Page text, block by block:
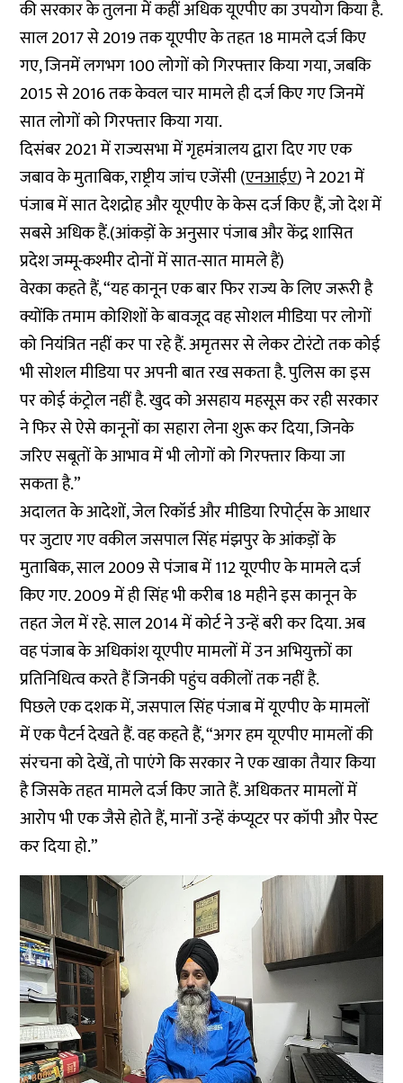
की सरकार के तुलना में कहीं अधिक यूएपीए का उपयोग किया है.
साल 2017 से 2019 तक यूएपीए के तहत 18 मामले दर्ज किए
गए, जिनमें लगभग 100 लोगों को गिरफ्तार किया गया, जबकि
2015 से 2016 तक केवल चार मामले ही दर्ज किए गए जिनमें
सात लोगों को गिरफ्तार किया गया.
दिसंबर 2021 में राज्यसभा में गृहमंत्रालय द्वारा दिए गए एक
जबाव के मुताबिक, राष्ट्रीय जांच एजेंसी (एनआईए) ने 2021 में
पंजाब में सात देशद्रोह और यूएपीए के केस दर्ज किए हैं, जो देश में
सबसे अधिक हैं.(आंकड़ों के अनुसार पंजाब और केंद्र शासित
प्रदेश जम्मू-कश्मीर दोनों में सात-सात मामले हैं)
वेरका कहते हैं, “यह कानून एक बार फिर राज्य के लिए जरूरी है
क्योंकि तमाम कोशिशों के बावजूद वह सोशल मीडिया पर लोगों
को नियंत्रित नहीं कर पा रहे हैं. अमृतसर से लेकर टोरंटो तक कोई
भी सोशल मीडिया पर अपनी बात रख सकता है. पुलिस का इस
पर कोई कंट्रोल नहीं है. खुद को असहाय महसूस कर रही सरकार
ने फिर से ऐसे कानूनों का सहारा लेना शुरू कर दिया, जिनके
जरिए सबूतों के आभाव में भी लोगों को गिरफ्तार किया जा
सकता है.”
अदालत के आदेशों, जेल रिकॉर्ड और मीडिया रिपोर्ट्स के आधार
पर जुटाए गए वकील जसपाल सिंह मंझपुर के आंकड़ों के
मुताबिक, साल 2009 से पंजाब में 112 यूएपीए के मामले दर्ज
किए गए. 2009 में ही सिंह भी करीब 18 महीने इस कानून के
तहत जेल में रहे. साल 2014 में कोर्ट ने उन्हें बरी कर दिया. अब
वह पंजाब के अधिकांश यूएपीए मामलों में उन अभियुक्तों का
प्रतिनिधित्व करते हैं जिनकी पहुंच वकीलों तक नहीं है.
पिछले एक दशक में, जसपाल सिंह पंजाब में यूएपीए के मामलों
में एक पैटर्न देखते हैं. वह कहते हैं, “अगर हम यूएपीए मामलों की
संरचना को देखें, तो पाएंगे कि सरकार ने एक खाका तैयार किया
है जिसके तहत मामले दर्ज किए जाते हैं. अधिकतर मामलों में
आरोप भी एक जैसे होते हैं, मानों उन्हें कंप्यूटर पर कॉपी और पेस्ट
कर दिया हो.”